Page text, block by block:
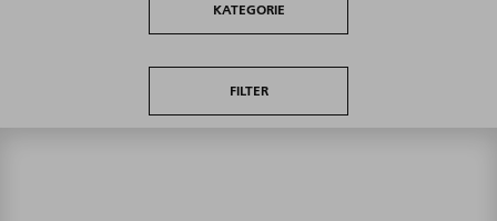
KATEGORIE
FILTER